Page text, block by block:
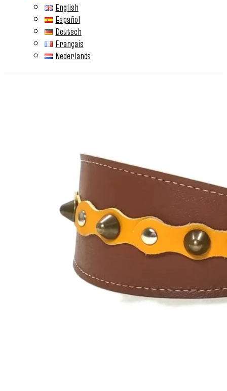
English
Español
Deutsch
Français
Nederlands